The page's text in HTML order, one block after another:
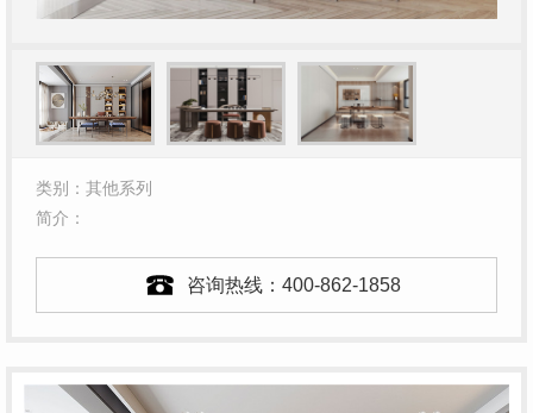
类别：其他系列
简介：
咨询热线： 400-862-1858